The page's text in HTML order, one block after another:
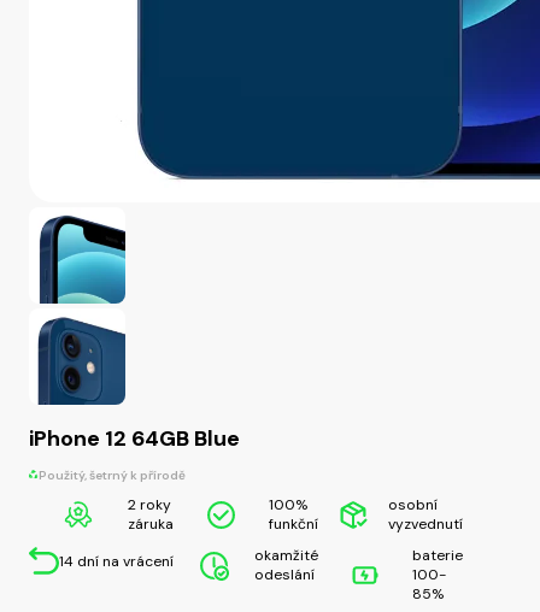
iPhone 12 64GB Blue
Použitý, šetrný k přírodě
2 roky
záruka
100%
funkční
osobní
vyzvednutí
14 dní na vrácení
okamžité
odeslání
baterie
100-
85%